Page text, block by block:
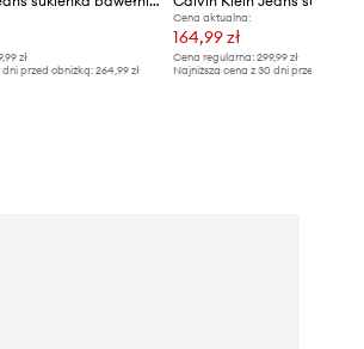
zł
dni przed obniżką:264,99 zł
Cena aktualna:
164,99 zł
Cena regularna: 299,99 zł
Najniższa cena z 30 dni przed obniżką: